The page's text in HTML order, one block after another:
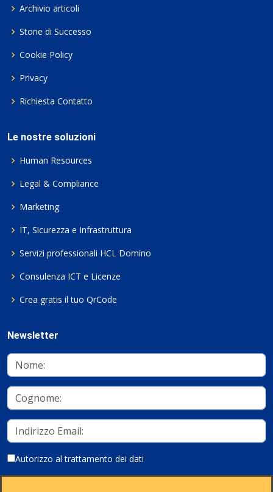
Archivio articoli
Storie di Successo
Cookie Policy
Privacy
Richiesta Contatto
Le nostre soluzioni
Human Resources
Legal & Compliance
Marketing
IT, Sicurezza e Infrastruttura
Servizi professionali HCL Domino
Consulenza ICT e Licenze
Crea gratis il tuo QrCode
Newsletter
Autorizzo al trattamento dei dati